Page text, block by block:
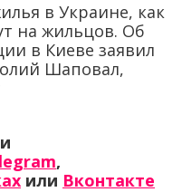
в Украине, как
на жильцов. Об
в Киеве заявил
Шаповал,
,
или Вконтакте